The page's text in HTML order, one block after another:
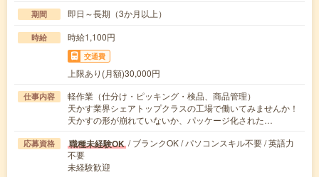
期間 即日～長期（3か月以上）
時給 時給1,100円
交通費
上限あり(月額)30,000円
仕事内容
軽作業（仕分け・ピッキング・検品、商品管理）
天かす業界シェアトップクラスの工場で働いてみませんか！
天かすの形が崩れていないか、パッケージ化された…
応募資格 職種未経験OK / ブランクOK / パソコンスキル不要 / 英語力
不要
未経験歓迎